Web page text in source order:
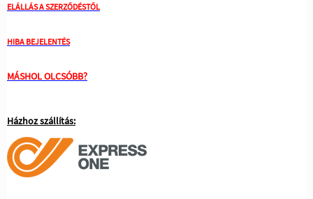
ELÁLLÁS A SZERZŐDÉSTŐL
HIBA BEJELENTÉS
MÁSHOL OLCSÓBB?
Házhoz szállítás: